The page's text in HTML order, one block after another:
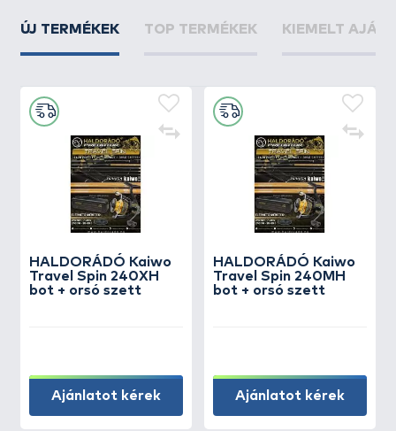
ÚJ TERMÉKEK TOP TERMÉKEK KIEMELT
HALDORÁDÓ Kaiwo
Travel Spin 240XH
bot + orsó szett
Ajánlatot kérek
HALDORÁDÓ Kaiwo
Travel Spin 240MH
bot + orsó szett
Ajánlatot kérek